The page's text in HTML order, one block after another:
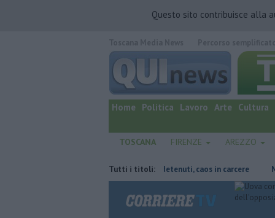
Questo sito contribuisce alla
quotidiano online.
Home Politica Lavoro Arte Cultura
TOSCANA FIRENZE AREZZO
Tutti i titoli:
Rissa fra 30 detenuti, caos in carcere Muore